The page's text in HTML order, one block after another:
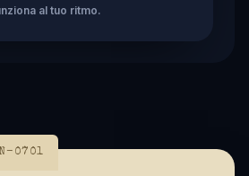
al tuo ritmo.
0701